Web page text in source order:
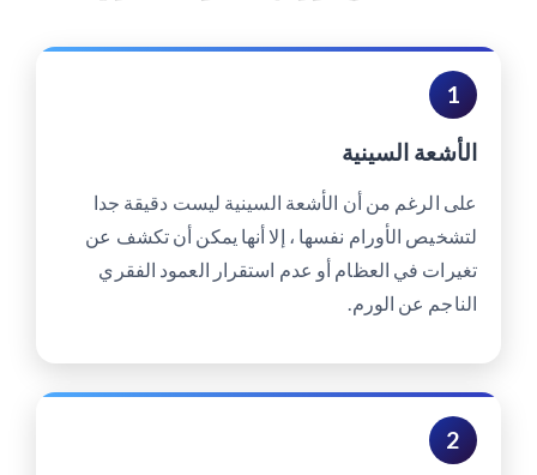
1
الأشعة السينية
على الرغم من أن الأشعة السينية ليست دقيقة جدا
لتشخيص الأورام نفسها ، إلا أنها يمكن أن تكشف عن
تغيرات في العظام أو عدم استقرار العمود الفقري
الناجم عن الورم.
2